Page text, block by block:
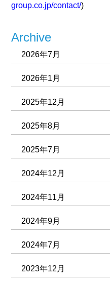
group.co.jp/contact/)
Archive
2026年7月
2026年1月
2025年12月
2025年8月
2025年7月
2024年12月
2024年11月
2024年9月
2024年7月
2023年12月